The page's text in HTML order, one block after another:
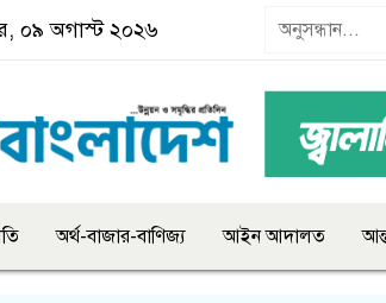
০৯ অগাস্ট ২০২৬
অর্থ-বাজার-বাণিজ্য আইন আদালত